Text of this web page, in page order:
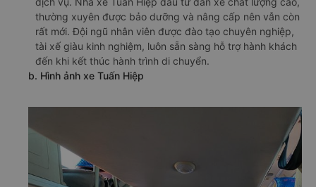
thường xuyên được bảo dưỡng và nâng cấp nên vẫn còn
rất mới. Đội ngũ nhân viên được đào tạo chuyên nghiệp,
tài xế giàu kinh nghiệm, luôn sẵn sàng hỗ trợ hành khách
đến khi kết thúc hành trình di chuyển.
b. Hình ảnh xe Tuấn Hiệp